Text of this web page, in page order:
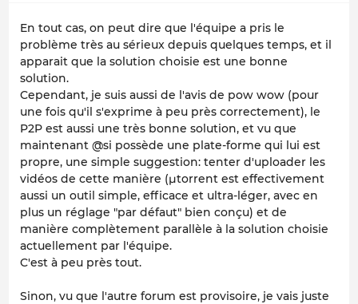
En tout cas, on peut dire que l'équipe a pris le
problème très au sérieux depuis quelques temps, et il
apparait que la solution choisie est une bonne
solution.
Cependant, je suis aussi de l'avis de pow wow (pour
une fois qu'il s'exprime à peu près correctement), le
P2P est aussi une très bonne solution, et vu que
maintenant @si possède une plate-forme qui lui est
propre, une simple suggestion: tenter d'uploader les
vidéos de cette manière (µtorrent est effectivement
aussi un outil simple, efficace et ultra-léger, avec en
plus un réglage "par défaut" bien conçu) et de
manière complètement parallèle à la solution choisie
actuellement par l'équipe.
C'est à peu près tout.
Sinon, vu que l'autre forum est provisoire, je vais juste